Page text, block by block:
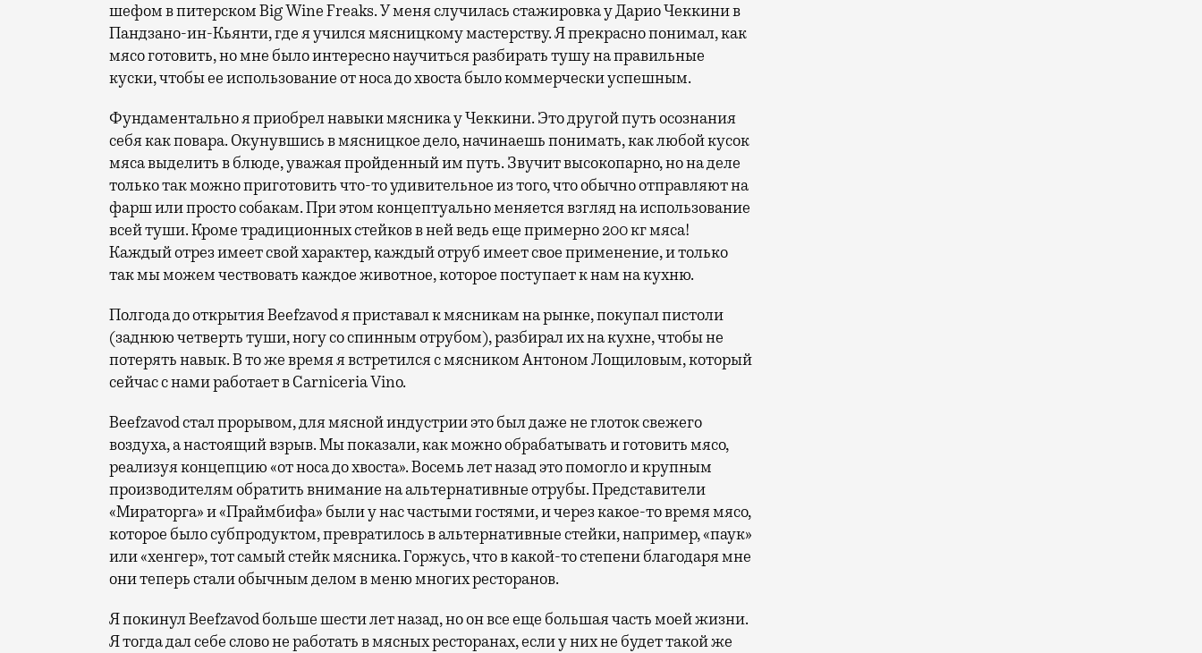
шефом в питерском Big Wine Freaks. У меня случилась стажировка у Дарио Чеккини в
Пандзано-ин-Кьянти, где я учился мясницкому мастерству. Я прекрасно понимал, как
мясо готовить, но мне было интересно научиться разбирать тушу на правильные
куски, чтобы ее использование от носа до хвоста было коммерчески успешным.
Фундаментально я приобрел навыки мясника у Чеккини. Это другой путь осознания
себя как повара. Окунувшись в мясницкое дело, начинаешь понимать, как любой кусок
мяса выделить в блюде, уважая пройденный им путь. Звучит высокопарно, но на деле
только так можно приготовить что-то удивительное из того, что обычно отправляют на
фарш или просто собакам. При этом концептуально меняется взгляд на использование
всей туши. Кроме традиционных стейков в ней ведь еще примерно 200 кг мяса!
Каждый отрез имеет свой характер, каждый отруб имеет свое применение, и только
так мы можем чествовать каждое животное, которое поступает к нам на кухню.
Полгода до открытия Beefzavod я приставал к мясникам на рынке, покупал пистоли
(заднюю четверть туши, ногу со спинным отрубом), разбирал их на кухне, чтобы не
потерять навык. В то же время я встретился с мясником Антоном Лощиловым, который
сейчас с нами работает в Carniceria Vino.
Beefzavod стал прорывом, для мясной индустрии это был даже не глоток свежего
воздуха, а настоящий взрыв. Мы показали, как можно обрабатывать и готовить мясо,
реализуя концепцию «от носа до хвоста». Восемь лет назад это помогло и крупным
производителям обратить внимание на альтернативные отрубы. Представители
«Мираторга» и «Праймбифа» были у нас частыми гостями, и через какое-то время мясо,
которое было субпродуктом, превратилось в альтернативные стейки, например, «паук»
или «хенгер», тот самый стейк мясника. Горжусь, что в какой-то степени благодаря мне
они теперь стали обычным делом в меню многих ресторанов.
Я покинул Beefzavod больше шести лет назад, но он все еще большая часть моей жизни.
Я тогда дал себе слово не работать в мясных ресторанах, если у них не будет такой же